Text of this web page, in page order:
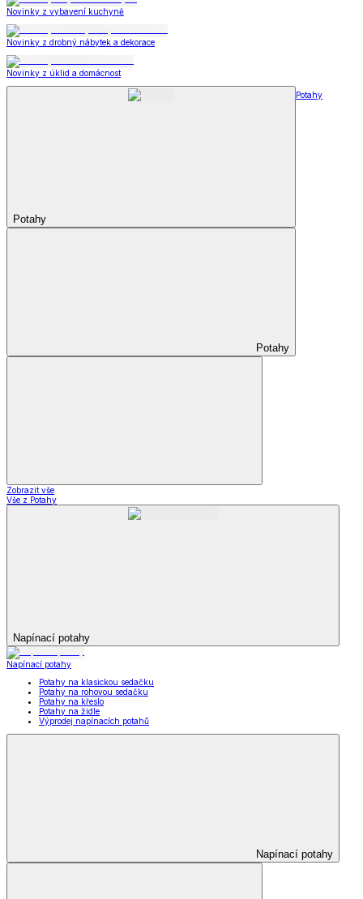
Novinky z vybavení kuchyně
Novinky z drobný nábytek a dekorace
Novinky z úklid a domácnost
Potahy
Potahy
Potahy
Zobrazit vše
Vše z Potahy
Napínací potahy
Napínací potahy
Potahy na klasickou sedačku
Potahy na rohovou sedačku
Potahy na křeslo
Potahy na židle
Výprodej napínacích potahů
Napínací potahy